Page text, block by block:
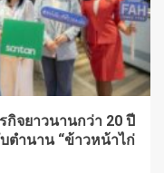
กิจยาวนานกว่า 20 ปี
ตำนาน “ข้าวหน้าไก่